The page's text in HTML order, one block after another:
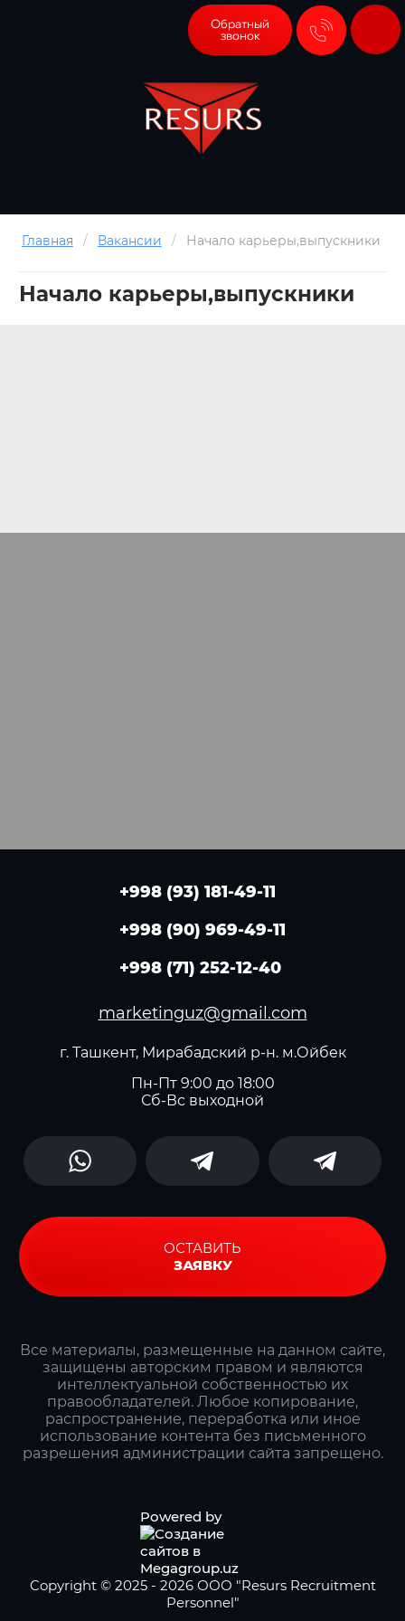
Обратный
звонок
Главная / Вакансии / Начало карьеры,выпускники
Начало карьеры,выпускники
+998 (93) 181-49-11
+998 (90) 969-49-11
+998 (71) 252-12-40
marketinguz@gmail.com
г. Ташкент, Мирабадский р-н. м.Ойбек
Пн-Пт 9:00 до 18:00
Сб-Вс выходной
ОСТАВИТЬ
ЗАЯВКУ
Все материалы, размещенные на данном сайте,
защищены авторским правом и являются
интеллектуальной собственностью их
правообладателей. Любое копирование,
распространение, переработка или иное
использование контента без письменного
разрешения администрации сайта запрещено.
Powered by
Copyright © 2025 - 2026 ООО "Resurs Recruitment
Personnel"